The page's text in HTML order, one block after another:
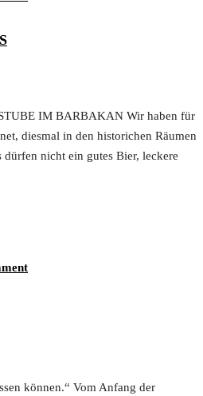
IM BARBAKAN Wir haben für
diesmal in den historichen Räumen
nicht ein gutes Bier, leckere
können.“ Vom Anfang der